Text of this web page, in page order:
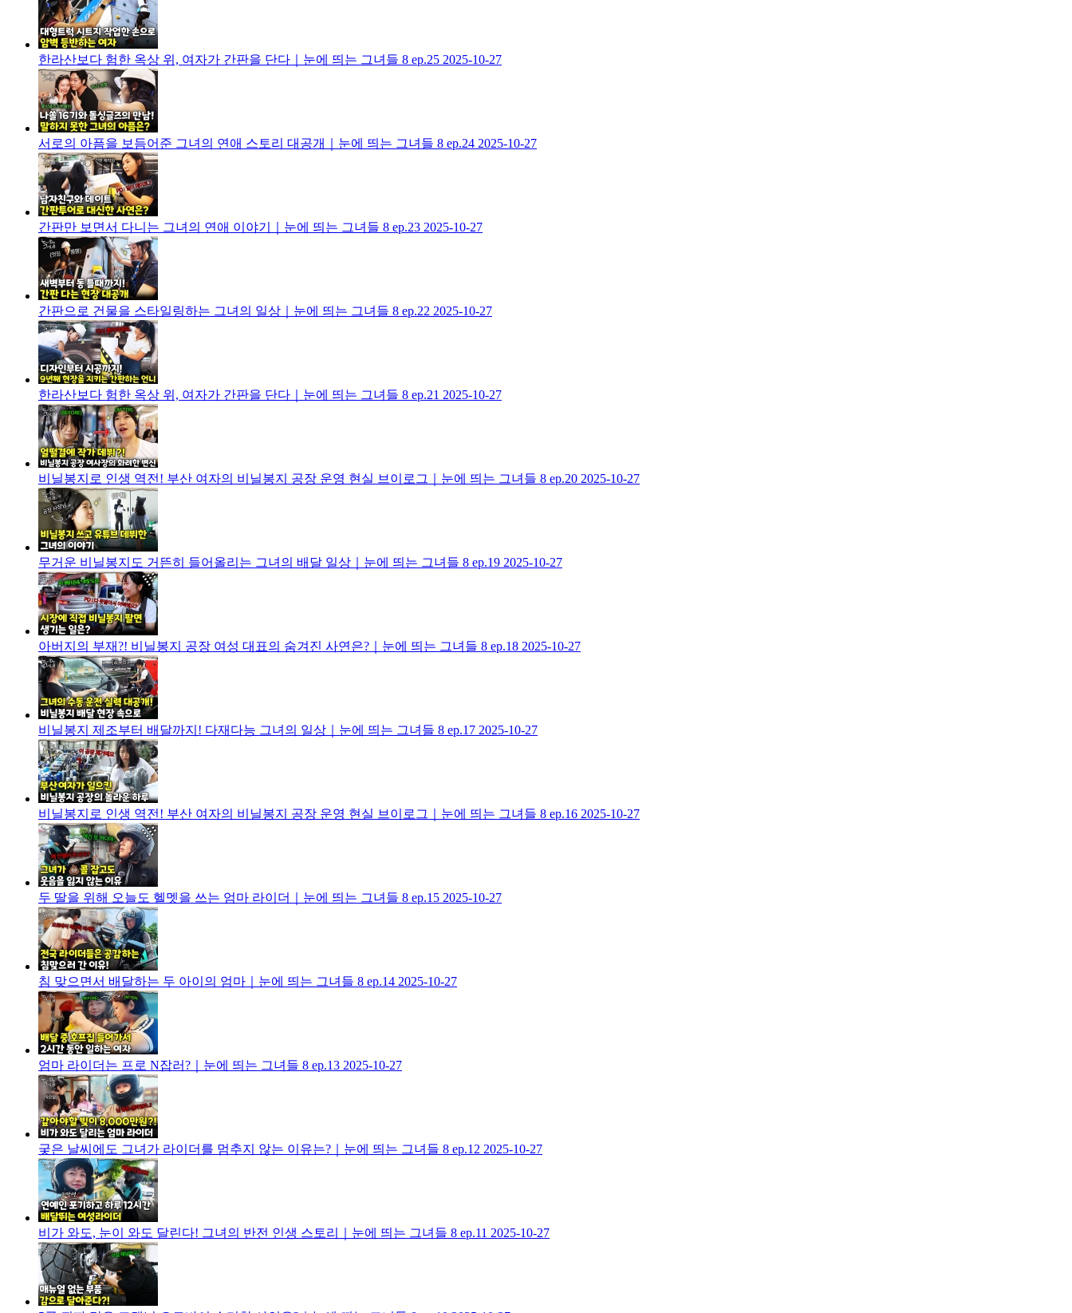
한라산보다 험한 옥상 위, 여자가 간판을 단다｜눈에 띄는 그녀들 8 ep.25 2025-10-27
서로의 아픔을 보듬어준 그녀의 연애 스토리 대공개｜눈에 띄는 그녀들 8 ep.24 2025-10-27
간판만 보면서 다니는 그녀의 연애 이야기｜눈에 띄는 그녀들 8 ep.23 2025-10-27
간판으로 건물을 스타일링하는 그녀의 일상｜눈에 띄는 그녀들 8 ep.22 2025-10-27
한라산보다 험한 옥상 위, 여자가 간판을 단다｜눈에 띄는 그녀들 8 ep.21 2025-10-27
비닐봉지로 인생 역전! 부산 여자의 비닐봉지 공장 운영 현실 브이로그｜눈에 띄는 그녀들 8 ep.20 2025-10-27
무거운 비닐봉지도 거뜬히 들어올리는 그녀의 배달 일상｜눈에 띄는 그녀들 8 ep.19 2025-10-27
아버지의 부재?! 비닐봉지 공장 여성 대표의 숨겨진 사연은?｜눈에 띄는 그녀들 8 ep.18 2025-10-27
비닐봉지 제조부터 배달까지! 다재다능 그녀의 일상｜눈에 띄는 그녀들 8 ep.17 2025-10-27
비닐봉지로 인생 역전! 부산 여자의 비닐봉지 공장 운영 현실 브이로그｜눈에 띄는 그녀들 8 ep.16 2025-10-27
두 딸을 위해 오늘도 헬멧을 쓰는 엄마 라이더｜눈에 띄는 그녀들 8 ep.15 2025-10-27
침 맞으면서 배달하는 두 아이의 엄마｜눈에 띄는 그녀들 8 ep.14 2025-10-27
엄마 라이더는 프로 N잡러?｜눈에 띄는 그녀들 8 ep.13 2025-10-27
궂은 날씨에도 그녀가 라이더를 멈추지 않는 이유는?｜눈에 띄는 그녀들 8 ep.12 2025-10-27
비가 와도, 눈이 와도 달린다! 그녀의 반전 인생 스토리｜눈에 띄는 그녀들 8 ep.11 2025-10-27